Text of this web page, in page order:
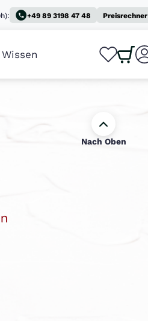
+49 89 3198 47 48 Preisrechner
Wissen 0
Nach Oben